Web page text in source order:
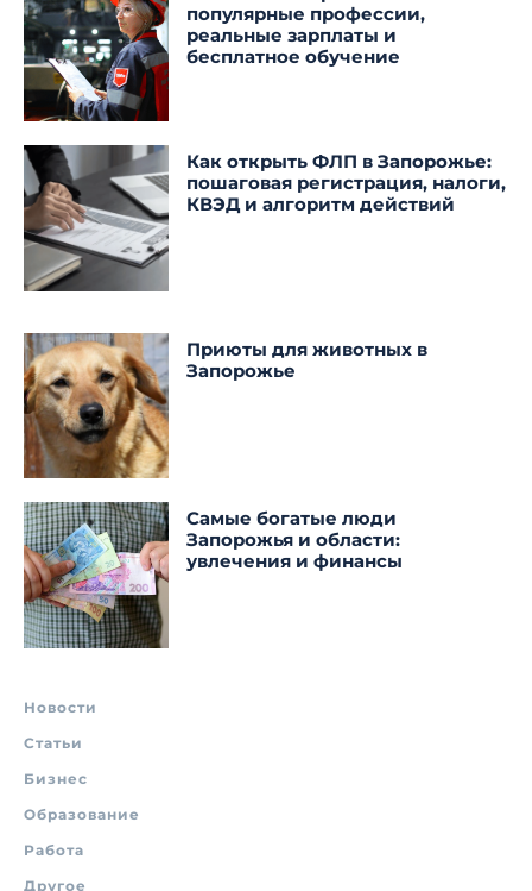
популярные профессии,
реальные зарплаты и
бесплатное обучение
Как открыть ФЛП в Запорожье:
пошаговая регистрация, налоги,
КВЭД и алгоритм действий
Приюты для животных в
Запорожье
Самые богатые люди
Запорожья и области:
увлечения и финансы
Новости
Статьи
Бизнес
Образование
Работа
Другое